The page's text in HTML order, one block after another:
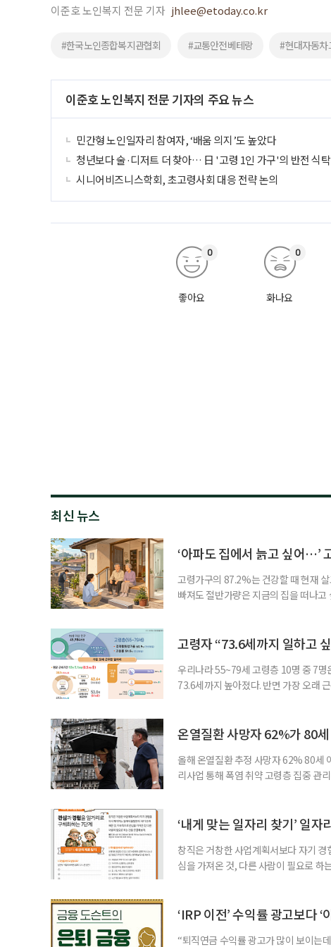
이준호 노인복지 전문 기자 jhlee@etoday.co.kr
#한국노인종합복지관협회 #교통안전베테랑 #현대자동차
이준호 노인복지 전문 기자의 주요 뉴스
민간형 노인일자리 참여자, ‘배움 의지’도 높았다
청년보다 술·디저트 더 찾아… 日 '고령 1인 가구'의 반전 식탁
시니어비즈니스학회, 초고령사회 대응 전략 논의
좋아요
0
화나요
0
최신 뉴스
‘아파도 집에서 늙고 싶어…’
고령가구의 87.2%는 건강할 때 현재
빠져도 절반가량은 지금의 집을 떠나
여름호에 실린 ‘통합돌봄 시행에 따른
고령자 “73.6세까지 일하고
우리나라 55~79세 고령층 10명 중 7명
73.6세까지 높아졌다. 반면 가장 오래
7000명으로, 1년 전보다 57만 명 증가
온열질환 사망자 62%가 80
올해 온열질환 추정 사망자 62% 80세
리사업 통해 폭염 취약 고령층 집중 관
고령층은 825명(33.8%), 80세 이상은
‘내게 맞는 일자리 찾기’ 일자
창직은 거창한 사업계획서보다 자기
심을 가져온 것, 다른 사람이 필요로 하
2._______________
‘IRP 이전’ 수익률 광고보다 ‘
“퇴직연금 수익률 광고가 많이 보이는